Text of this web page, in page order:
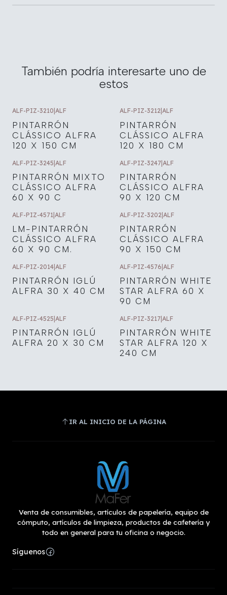
También podría interesarte uno de
estos
ALF-PIZ-3210 ALF
PINTARRÓN
CLÁSSICO ALFRA
120 X 150 CM
ALF-PIZ-3212 ALF
PINTARRÓN
CLÁSSICO ALFRA
120 X 180 CM
ALF-PIZ-3245|ALF
PINTARRÓN MIXTO
CLÁSSICO ALFRA
60 X 90 C
ALF-PIZ-3247|ALF
PINTARRÓN
CLÁSSICO ALFRA
90 X 120 CM
ALF-PIZ-4571 ALF
LM-PINTARRÓN
CLÁSSICO ALFRA
60 X 90 CM.
ALF-PIZ-3202 ALF
PINTARRÓN
CLÁSSICO ALFRA
90 X 150 CM
ALF-PIZ-2014 ALF
PINTARRÓN IGLÚ
ALFRA 30 X 40 CM
ALF-PIZ-4576 ALF
PINTARRÓN WHITE
STAR ALFRA 60 X
90 CM
ALF-PIZ-4525 ALF
PINTARRÓN IGLÚ
ALFRA 20 X 30 CM
ALF-PIZ-3217 ALF
PINTARRÓN WHITE
STAR ALFRA 120 X
240 CM
IR AL INICIO DE LA PÁGINA
Venta de consumibles, artículos de papelería, equipo de
cómputo, artículos de limpieza, productos de cafetería y
todo en general para tu oficina o negocio.
Síguenos